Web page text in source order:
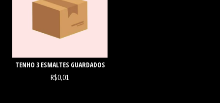
TENHO 3 ESMALTES GUARDADOS
R$0,01